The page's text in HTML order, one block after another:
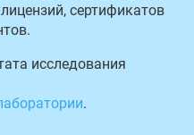
сертификатов
исследования
.